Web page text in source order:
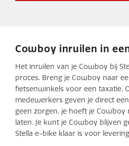
Cowboy inruilen in
Het inruilen van je Cowboy bij
proces. Breng je Cowboy naar
fietsenwinkels voor een taxatie.
medewerkers geven je direct
geen zorgen, je hoeft je Cowboy
laten. Je kunt je Cowboy blijven
Stella e-bike klaar is voor